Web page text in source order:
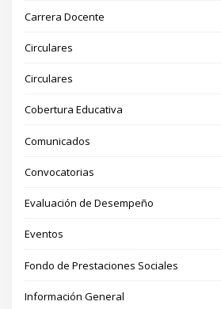
Carrera Docente
Circulares
Circulares
Cobertura Educativa
Comunicados
Convocatorias
Evaluación de Desempeño
Eventos
Fondo de Prestaciones Sociales
Información General